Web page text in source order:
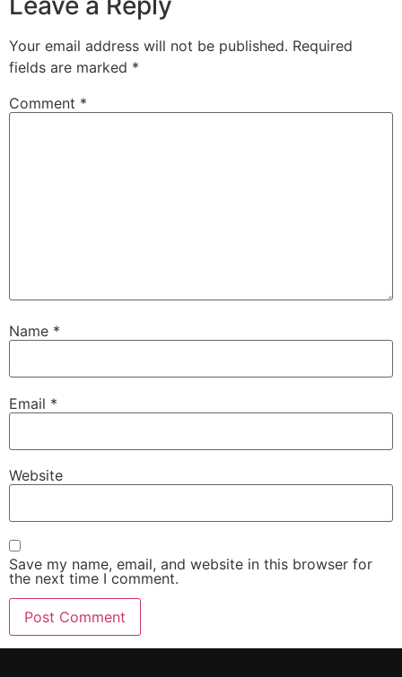
Your email address will not be published. Required
fields are marked *
Comment *
Name *
Email *
Website
Save my name, email, and website in this browser for
the next time I comment.